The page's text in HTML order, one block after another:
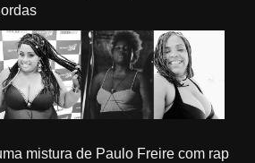
mistura de Paulo Freire com rap